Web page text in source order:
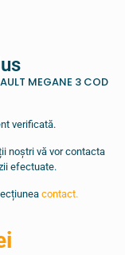
MEGANE 3 COD
verificată.
noștri vă vor contacta
efectuate.
contact.